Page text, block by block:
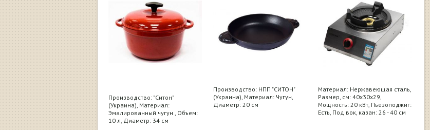
Производство: "Ситон"
(Украина), Материал:
Эмалированный чугун , Объем:
10 л, Диаметр: 34 см
Производство: НПП "СИТОН"
(Украина), Материал: Чугун,
Диаметр: 20 см
Материал: Нержавеющая сталь,
Размер, см: 40х30х29,
Мощность: 20 кВт, Пьезоподжиг:
Есть, Под вок, казан: 26 - 40 см